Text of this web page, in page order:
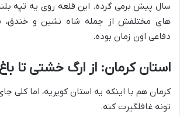
سال پیش برمی گرده. این قلعه روی یه تپه
های مختلفش از جمله شاه نشین و خندق،
دفاعی اون زمان بوده.
استان کرمان: از ارگ خشتی تا
کرمان هم با اینکه یه استان کویریه، اما کلی
تونه غافلگیرت کنه.